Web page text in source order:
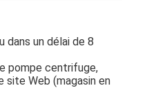
62
62
dans un délai de 8
pompe centrifuge,
site Web (magasin en